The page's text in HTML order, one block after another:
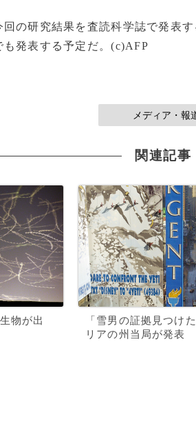
の研究結果を査読科学誌で発表
も発表する予定だ。(c)AFP
メディア・報
関連記事
物が出
「雪男の証拠見つけ
リアの州当局が発表